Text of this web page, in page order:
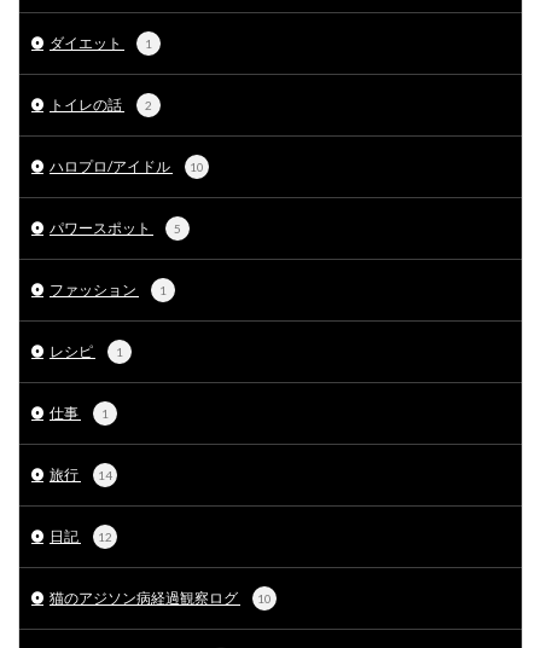
ダイエット 1
トイレの話 2
ハロプロ/アイドル 10
パワースポット 5
ファッション 1
レシピ 1
仕事 1
旅行 14
日記 12
猫のアジソン病経過観察ログ 10